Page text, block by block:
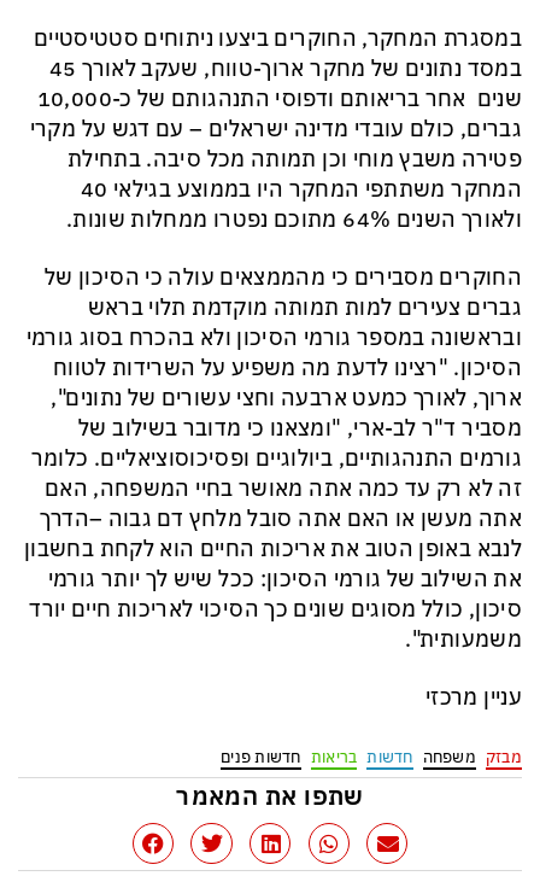
במסגרת המחקר, החוקרים ביצעו ניתוחים סטטיסטיים
במסד נתונים של מחקר ארוך-טווח, שעקב לאורך 45
שנים א
חר בריאותם ודפוסי התנהגותם של כ-10,000
גברים, כולם עובדי מדינה ישראלים – עם דגש על מקרי
פטירה משבץ מוחי וכן תמותה מכל סיבה. בתחילת
המחקר משתתפי המחקר היו
בממוצע בגילאי 40
ולאורך השנים 64% מתוכם נפטרו ממחלות שונות.
החוקרים מסבירים כי מהממצאים עולה כי הסיכון של
גברים צעירים למות תמותה מוקדמת תלוי בראש
ובראשונה במספר גורמי הסיכון ולא בהכרח בסוג גורמי
הסיכון. "רצינו לדעת מה משפיע על השרידות לטווח
ארוך, לאורך כמעט ארבעה וחצי עשורים של נתונים",
מסביר ד"ר לב-ארי, "ומצאנו כי מדובר בשילוב של
גורמים התנהגותיים, ביולוגיים ופסיכוסוציאליים. כלומר
זה לא רק עד כמה אתה מאושר בחיי המשפחה, האם
אתה מעשן או האם אתה סובל מלחץ דם גבוה –הדרך
לנבא באופן הטוב את אריכות החיים הואלקחת בחשבון
את השילוב של גורמי הסיכון: ככל שיש לך יותר גורמי
סיכון, כולל מסוגים שונים כך הסיכוי לאריכות חיים יורד
משמעותית".
עניין מרכזי
מבזק משפחה חדשות בריאות חדשות פנים
שתפו את המאמר